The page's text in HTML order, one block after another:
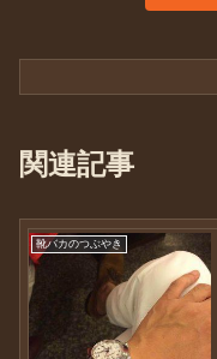
関連記事
靴バカのつぶやき